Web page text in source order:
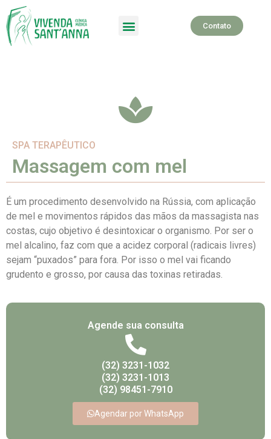
Contato
SPA TERAPÊUTICO
Massagem com mel
É um procedimento desenvolvido na Rússia, com aplicação
de mel e movimentos rápidos das mãos da massagista nas
costas, cujo objetivo é desintoxicar o organismo. Por ser o
mel alcalino, faz com que a acidez corporal (radicais livres)
sejam “puxados” para fora. Por isso o mel vai ficando
grudento e grosso, por causa das toxinas retiradas.
Agende sua consulta
(32) 3231-1032
(32) 3231-1013
(32) 98451-7910
Agendar por WhatsApp